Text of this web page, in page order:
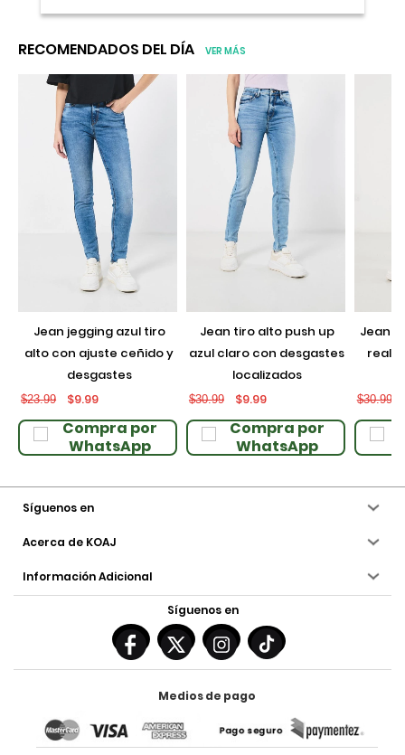
RECOMENDADOS DEL DÍA VER MÁS
jean jegging azul tiro
alto con ajuste ceñido y
desgastes
$23.99 $9.99
Compra por
WhatsApp
jean tiro alto push up
azul claro con desgastes
localizados
$30.99 $9.99
Compra por
WhatsApp
jean push up negro con
$30.99
Síguenos en
Acerca de KOAJ
Información Adicional
Síguenos en
Medios de pago